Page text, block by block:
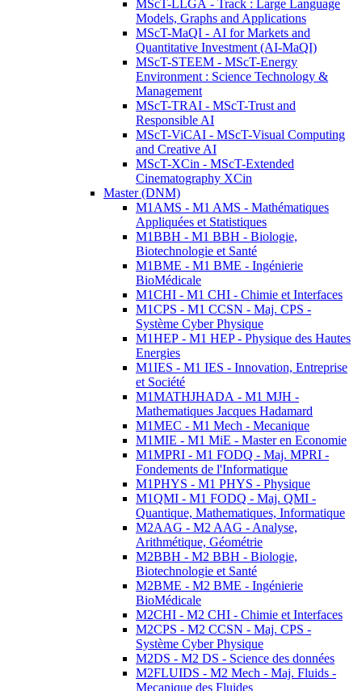
MScT-LLGA - Track : Large Language
Models, Graphs and Applications
MScT-MaQI - AI for Markets and
Quantitative Investment (AI-MaQI)
MScT-STEEM - MScT-Energy
Environment : Science Technology &
Management
MScT-TRAI - MScT-Trust and
Responsible AI
MScT-ViCAI - MScT-Visual Computing
and Creative AI
MScT-XCin - MScT-Extended
Cinematography XCin
Master (DNM)
M1AMS - M1 AMS - Mathématiques
Appliquées et Statistiques
M1BBH - M1 BBH - Biologie,
Biotechnologie et Santé
M1BME - M1 BME - Ingénierie
BioMédicale
M1CHI - M1 CHI - Chimie et Interfaces
M1CPS - M1 CCSN - Maj. CPS -
Système Cyber Physique
M1HEP - M1 HEP - Physique des Hautes
Energies
M1IES - M1 IES - Innovation, Entreprise
et Société
M1MATHJHADA - M1 MJH -
Mathematiques Jacques Hadamard
M1MEC - M1 Mech - Mecanique
M1MIE - M1 MiE - Master en Economie
M1MPRI - M1 FODQ - Maj. MPRI -
Fondements de l'Informatique
M1PHYS - M1 PHYS - Physique
M1QMI - M1 FODQ - Maj. QMI -
Quantique, Mathematiques, Informatique
M2AAG - M2 AAG - Analyse,
Arithmétique, Géométrie
M2BBH - M2 BBH - Biologie,
Biotechnologie et Santé
M2BME - M2 BME - Ingénierie
BioMédicale
M2CHI - M2 CHI - Chimie et Interfaces
M2CPS - M2 CCSN - Maj. CPS -
Système Cyber Physique
M2DS - M2 DS - Science des données
M2FLUIDS - M2 Mech - Maj. Fluids -
Mecanique des Fluides